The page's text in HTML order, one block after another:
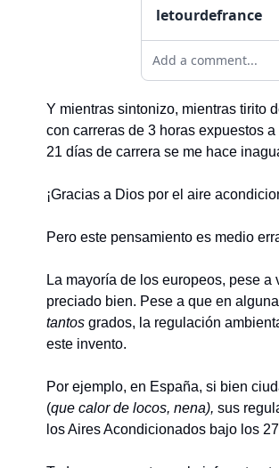
letourdefrance
Add a comment...
Y mientras sintonizo, mientras tirito
con carreras de 3 horas expuestos
21 días de carrera se me hace
¡Gracias a Dios por el aire
Pero este pensamiento es medio
La mayoría de los europeos, pese
preciado bien. Pese a que en
tantos grados, la regulación
este invento.
Por ejemplo, en España, si bien
(que calor de locos, nena), sus
los Aires Acondicionados bajo los